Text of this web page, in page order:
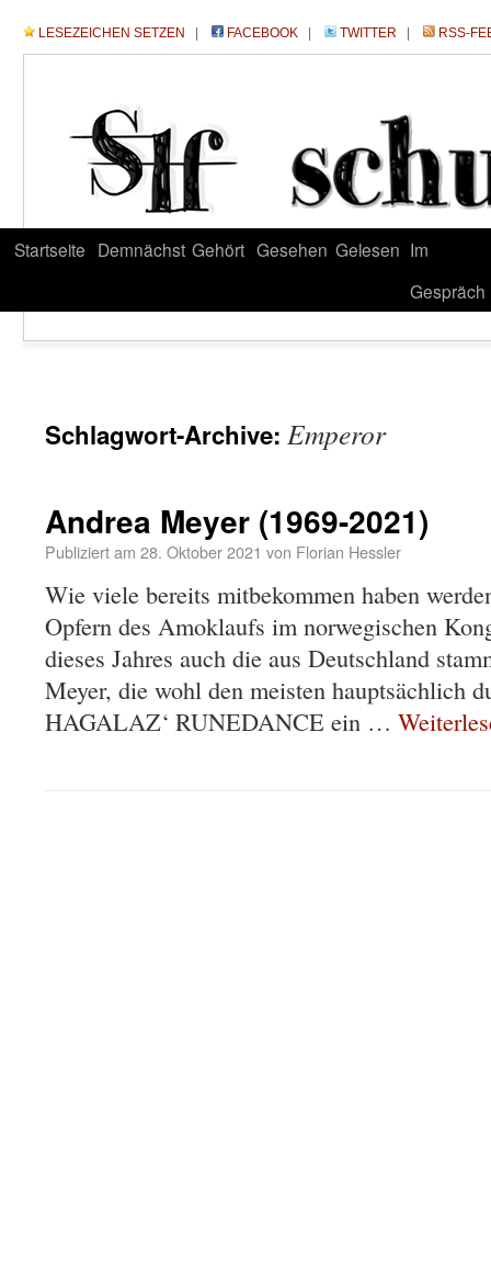
LESEZEICHEN SETZEN FACEBOOK TWITTER RSS-
Startseite Demnächst Gehört Gesehen Gelesen Im
Gespräch
Schlagwort-Archive: Emperor
Andrea Meyer (1969-2021)
Publiziert am 28. Oktober 2021 von Florian Hessler
Wie viele bereits mitbekommen haben
Opfern des Amoklaufs im norwegischen
dieses Jahres auch die aus Deutschland
Meyer, die wohl den meisten hauptsächlich
HAGALAZ‘ RUNEDANCE ein …